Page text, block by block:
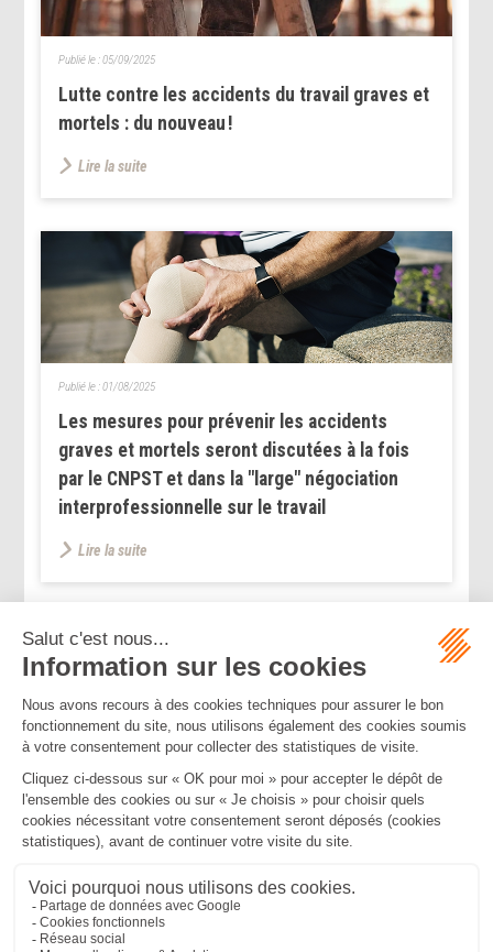
Lutte contre les accidents du travail graves et
mortels : du nouveau !
Publié le :05/09/2025
Lire la suite
Les mesures pour prévenir les accidents
graves et mortels seront discutées à la fois
par le CNPST et dans la "large" négociation
interprofessionnelle sur le travail
Publié le :01/08/2025
Lire la suite
<< < 1
>>
Mentions légalesPolitique de confidentialitéPolitique de cookies
Plan du site
MBA ET ASSOCIÉS
235 Rue Helene Boucher, 34170 CASTELNAU LE LEZ